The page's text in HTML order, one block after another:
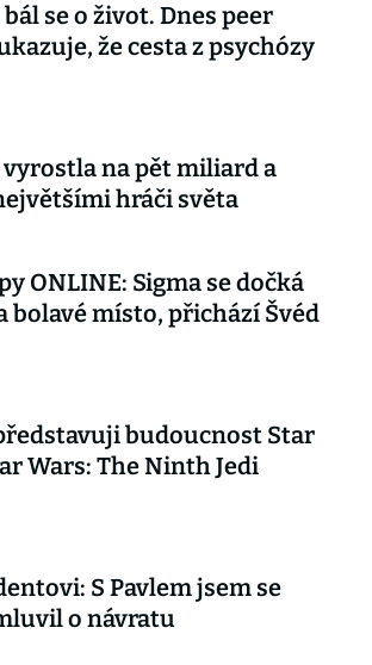
se o život. Dnes peer
že cesta z psychózy
vyrostla na pět miliard a
hráči světa
ONLINE: Sigma se dočká
bolavé místo, přichází Švéd
budoucnost Star
Wars: The Ninth Jedi
S Pavlem jsem se
o návratu